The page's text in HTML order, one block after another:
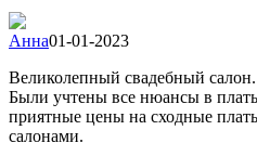
Анна01-01-2023
Великолепный свадебный
Были учтены все нюансы в
приятные цены на сходные
салонами.